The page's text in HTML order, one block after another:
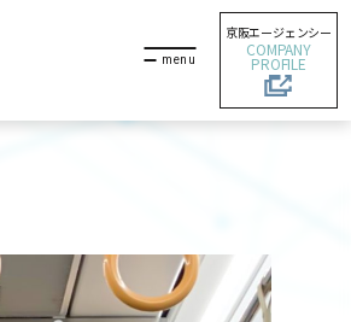
京阪エージェンシー
COMPANY
PROFILE